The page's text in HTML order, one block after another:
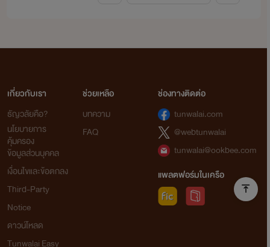
เกี่ยวกับเรา
ธัญวลัยคือ?
นโยบายการ
คุ้มครอง
ข้อมูลส่วนบุคคล
เงื่อนไขและข้อตกลง
Third-Party
Notice
ดาวน์โหลด
Tunwalai Easy
ช่วยเหลือ
บทความ
FAQ
ช่องทางติดต่อ
tunwalai.com
@webtunwalai
tunwalai@ookbee.com
แพลตฟอร์มในเครือ